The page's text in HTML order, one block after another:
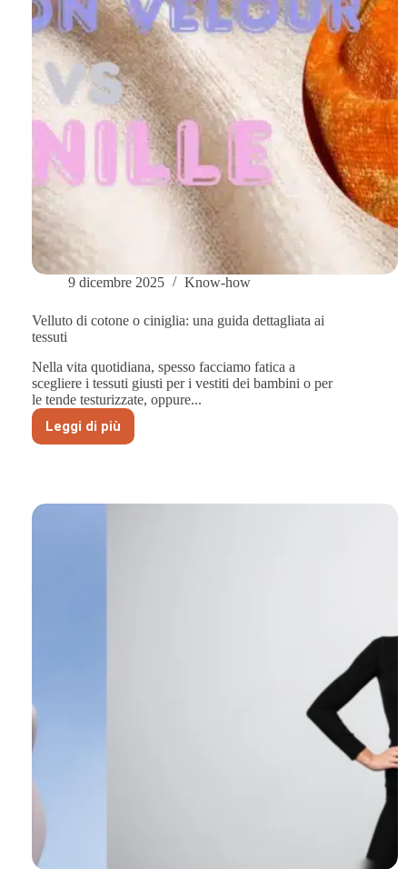
9 dicembre 2025 Know-how
Velluto di cotone o ciniglia: una guida dettagliata ai
tessuti
Nella vita quotidiana, spesso facciamo fatica a
scegliere i tessuti giusti per i vestiti dei bambini o per
le tende testurizzate, oppure...
Leggi di più
Velluto
di